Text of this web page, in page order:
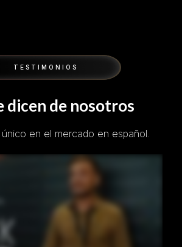
TESTIMONIOS
dicen de nosotros
único en el mercado en español.